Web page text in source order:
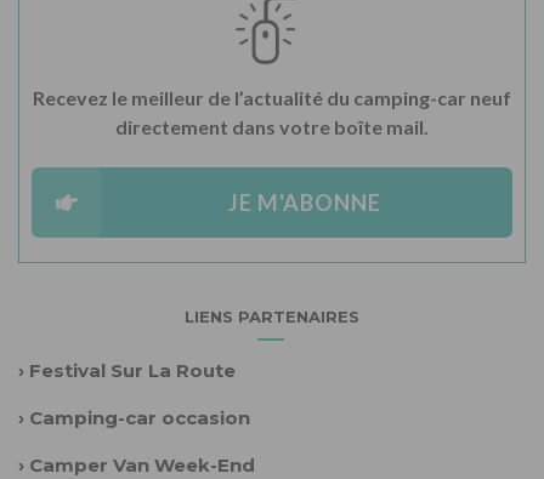
Recevez le meilleur de l’actualité du camping-car neuf
directement dans votre boîte mail.
JE M'ABONNE
LIENS PARTENAIRES
› Festival Sur La Route
› Camping-car occasion
› Camper Van Week-End